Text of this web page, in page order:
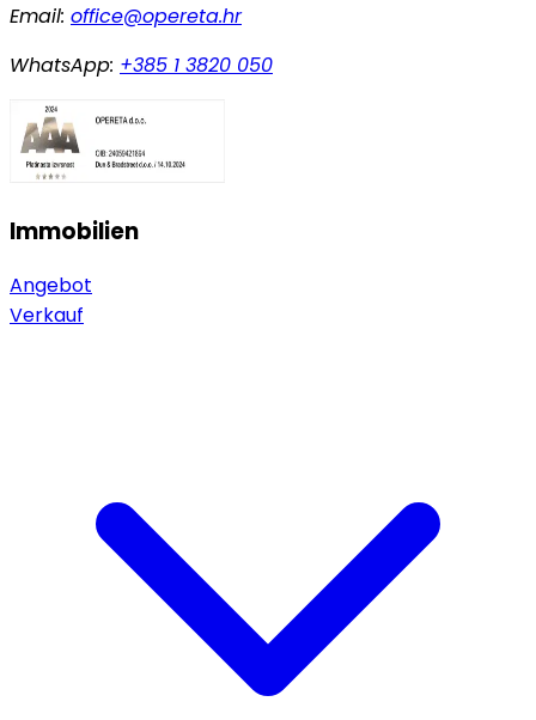
Email: office@opereta.hr
WhatsApp: +385 1 3820 050
Immobilien
Angebot
Verkauf